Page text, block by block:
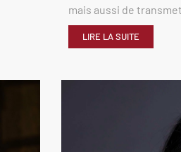
mais aussi de
LIRE LA SUITE